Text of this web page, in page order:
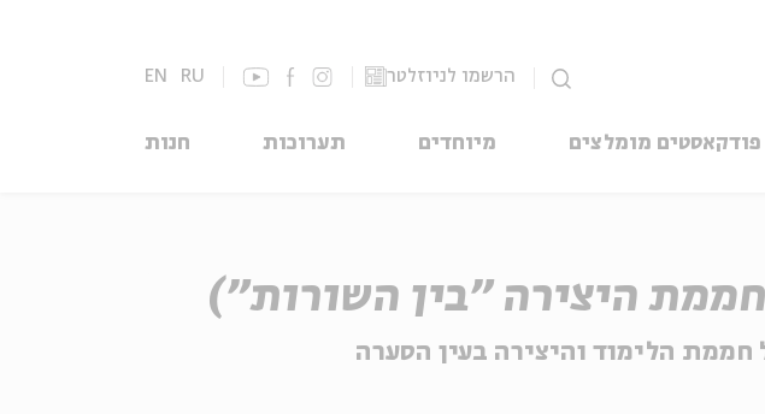
הרשמו לניוזלטר EN RU
פודקאסטים מומלצים מיוחדים תערוכות חנות
חממת הלימוד והיצירה בעין הסערה